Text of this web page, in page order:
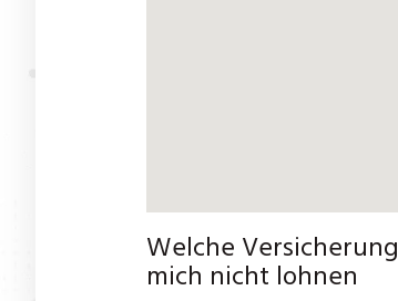
Welche
mich nicht lohnen